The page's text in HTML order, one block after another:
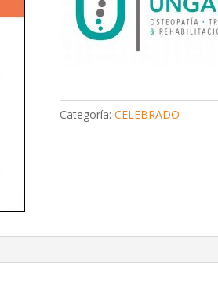
Categoría: CELEBRADO